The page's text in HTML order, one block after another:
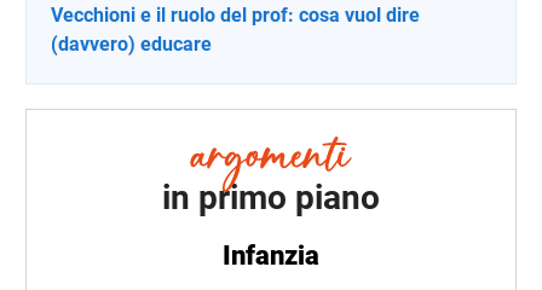
Vecchioni e il ruolo del prof: cosa vuol dire
(davvero) educare
in primo piano
Infanzia